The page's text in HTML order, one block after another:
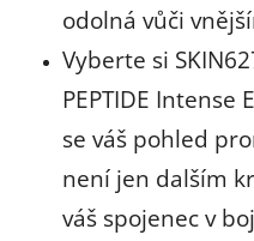
odolná vůči
Vyberte si
PEPTIDE Intense
se váš pohled
není jen dalším
váš spojenec v